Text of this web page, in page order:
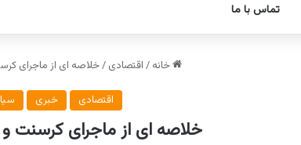
تماس با ما
خانه / اقتصادی /خلاصه ای از ماجرای
اقتصادی خبری
خلاصه ای از ماجرای کرسنت